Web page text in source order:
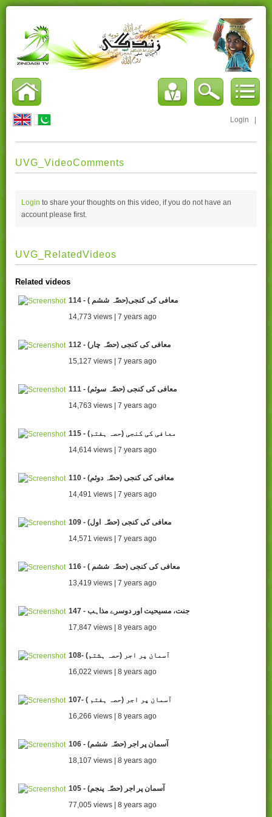
Login
UVG_VideoComments
Login to share your thoughts on this video, if you do not have an
account please first.
UVG_RelatedVideos
Related videos
114 - ( معافی کی کنجی(حصّہ ششم
14,773 views | 7 years ago
112 - (معافی کی کنجی (حصّہ چار
15,127 views | 7 years ago
111 - (معافی کی کنجی (حصّہ سوئم
14,763 views | 7 years ago
115 - معافی کی کنجی (حصہ ہفتم)
14,614 views | 7 years ago
110 - (معافی کی کنجی (حصّہ دوئم
14,491 views | 7 years ago
109 - معافی کی کنجی (حصّہ اول)
14,571 views | 7 years ago
116 - ( معافی کی کنجی (حصّہ ششم
13,419 views | 7 years ago
147 - جنت، مسیحیت اور دوسرے مذاہب
17,847 views | 8 years ago
108- آسمان پر اجر (حصہ ہشتم)
16,022 views | 8 years ago
107- ( آسمان پر اجر (حصہ ہفتم
16,266 views | 8 years ago
106 - (آسمان پر اجر (حصّہ ششم
18,107 views | 8 years ago
105 - آسمان پر اجر (حصّہ پنجم)
77,005 views | 8 years ago